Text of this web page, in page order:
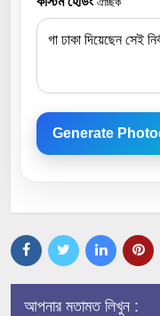
Generate
আপনার মতামত লিখুন :